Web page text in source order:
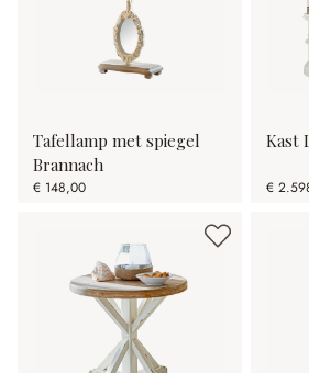
Tafellamp met spiegel
Brannach
€ 148,00
Kast
€